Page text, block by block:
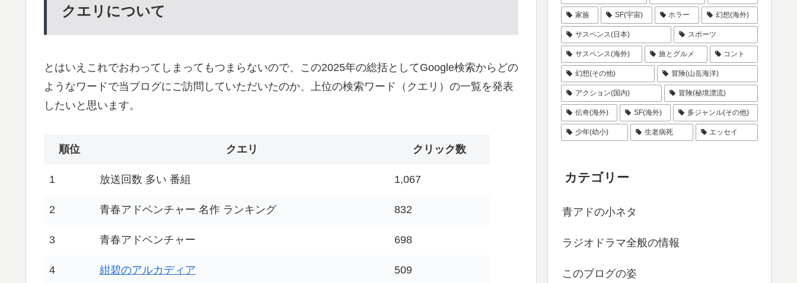
クエリについて
とはいえこれでおわってしまってもつまらないので、この2025年の総括としてGoogle検索からどの
ようなワードで当ブログにご訪問していただいたのか、上位の検索ワード（クエリ）の一覧を発表
したいと思います。
順位 クエリ クリック数
1 放送回数 多い 番組 1,067
2 青春アドベンチャー 名作 ランキング 832
3 青春アドベンチャー 698
4 紺碧のアルカディア 509
家族 SF(宇宙) ホラー 幻想(海外)
サスペンス(日本) スポーツ
サスペンス(海外) 旅とグルメ コント
幻想(その他) 冒険(山岳海洋)
アクション(国内) 冒険(秘境漂流)
伝奇(海外) SF(海外) 多ジャンル(その他)
少年(幼小) 生老病死 エッセイ
カテゴリー
青アドの小ネタ
ラジオドラマ全般の情報
このブログの姿